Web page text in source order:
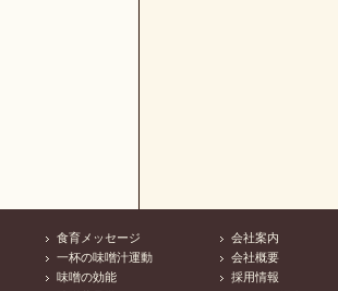
食育メッセージ
一杯の味噌汁運動
味噌の効能
会社案内
会社概要
採用情報